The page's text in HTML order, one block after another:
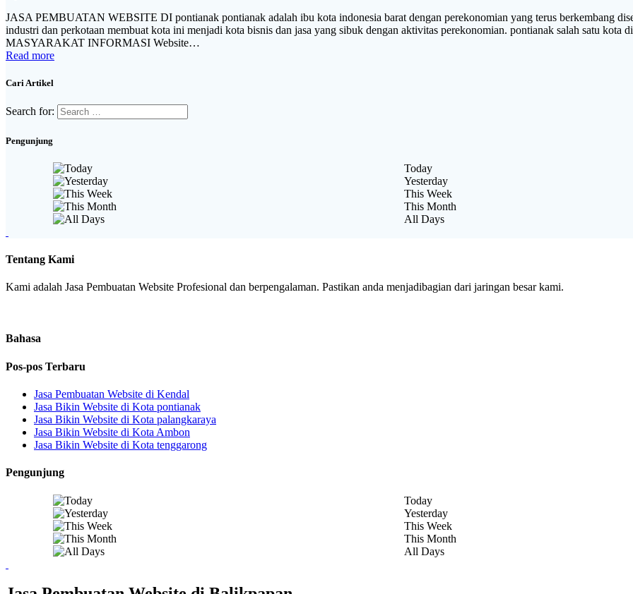
JASA PEMBUATAN WEBSITE DI pontianak pontianak adalah ibu kota indonesia barat dengan perekonomian yang terus berkembang
industri dan perkotaan membuat kota ini menjadi kota bisnis dan jasa yang sibuk dengan aktivitas perekonomian. pontianak salah satu kota
MASYARAKAT INFORMASI Website…
Read more
Cari Artikel
Search for:
Pengunjung
Today
Yesterday
This Week
This Month
All Days
Tentang Kami
Kami adalah Jasa Pembuatan Website Profesional dan berpengalaman. Pastikan anda menjadibagian dari jaringan besar kami.
Bahasa
Pos-pos Terbaru
Jasa Pembuatan Website di Kendal
Jasa Bikin Website di Kota pontianak
Jasa Bikin Website di Kota palangkaraya
Jasa Bikin Website di Kota Ambon
Jasa Bikin Website di Kota tenggarong
Pengunjung
Today
Yesterday
This Week
This Month
All Days